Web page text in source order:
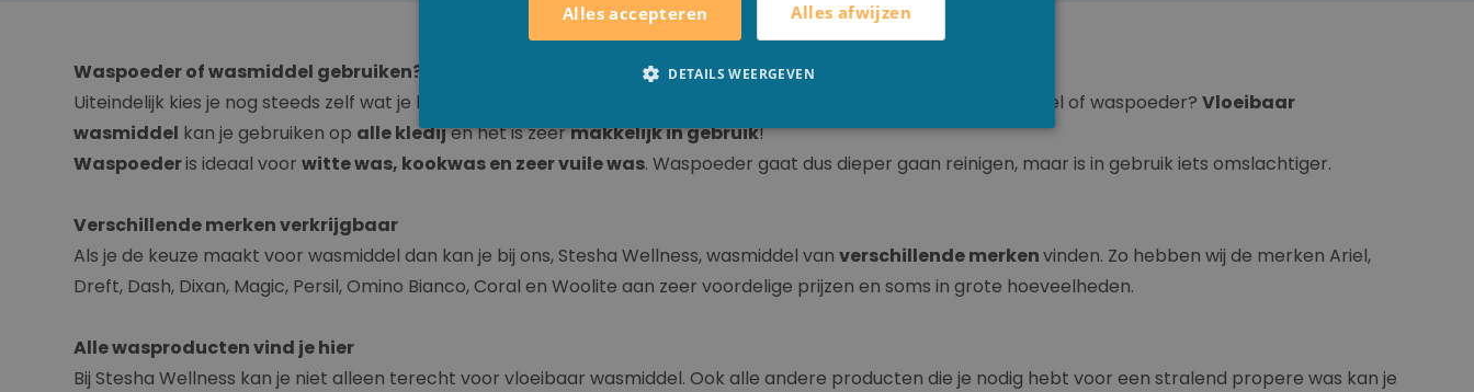
Waspoeder of wasmiddel gebruiken?
Uiteindelijk kies je nog steeds zelf wat je het liefste gebruikt, maar waar zit nu precies het verschil tussen wasmiddel of waspoeder? Vloeibaar
wasmiddel kan je gebruiken op alle kledijen het is zeermakkelijk in gebruik!
Waspoederis ideaal voor witte was, kookwas en zeer vuile was. Waspoeder gaat dus dieper gaan reinigen, maar is in gebruik iets omslachtiger.
Verschillende merken verkrijgbaar
Als je de keuze maakt voor wasmiddel dan kan je bij ons, Stesha Wellness, wasmiddel van verschillende merkenvinden. Zo hebben wij de merken Ariel,
Dreft, Dash, Dixan, Magic, Persil, Omino Bianco, Coral en Woolite aan zeer voordelige prijzen en soms in grote hoeveelheden.
Alle wasproducten vind je hier
Bij Stesha Wellness kan je niet alleen terecht voor vloeibaar wasmiddel. Ook alle andere producten die je nodig hebt voor een stralend propere was kan je
Alles accepteren Alles afwijzen
DETAILS WEERGEVEN